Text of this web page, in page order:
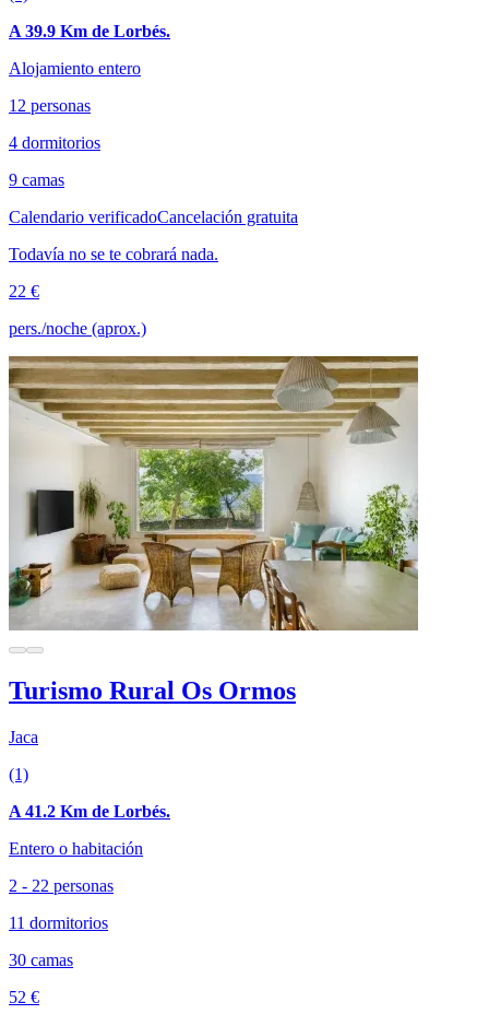
A 39.9 Km de Lorbés.
Alojamiento entero
12 personas
4 dormitorios
9 camas
Calendario verificadoCancelación gratuita
Todavía no se te cobrará nada.
22 €
pers./noche (aprox.)
Turismo Rural Os Ormos
Jaca
(1)
A 41.2 Km de Lorbés.
Entero o habitación
2 - 22 personas
11 dormitorios
30 camas
52 €